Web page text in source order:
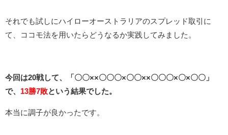
それでも試しにハイローオーストラリアのスプレッド取引に
て、ココモ法を用いたらどうなるか実践してみました。
今回は20戦して、「〇〇××〇〇〇×〇〇××〇〇〇×〇×〇〇」
で、 13勝7敗という結果でした。
本当に調子が良かったです。